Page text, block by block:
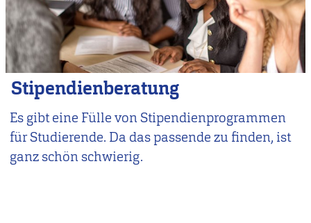
Stipendienberatung
Es gibt eine Fülle von Stipendienprogrammen
für Studierende. Da das passende zu finden, ist
ganz schön schwierig.